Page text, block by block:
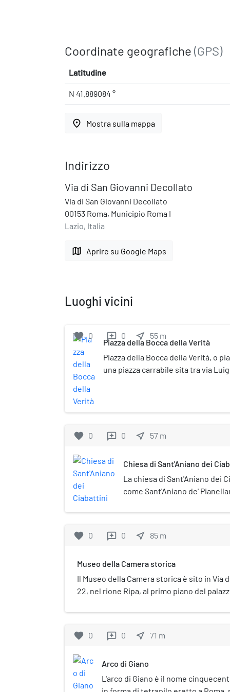
Coordinate geografiche (GPS)
Latitudine
N 41.889084 °
place Mostra sulla mappa
Indirizzo
Via di San Giovanni Decollato
Via di San Giovanni Decollato
00153 Roma, Municipio Roma I
Lazio, Italia
map Aprire su Google Maps
Luoghi vicini
favorite 0 reviews 0 near_me 55 m
Piazza della Bocca della Verità
Piazza della Bocca della Verità, o
una piazza carrabile sita tra via
favorite 0 reviews 0 near_me 57 m
Chiesa di Sant'Aniano dei
La chiesa di Sant'Aniano dei
come Sant'Aniano de'
nell'antica strada delle
di Orléans. L'epiteto "dei
favorite 0 reviews 0 near_me 85 m
Museo della Camera storica
Il Museo della Camera storica è sito in Via
22, nel rione Ripa, al primo piano del
chiama così per via che raccoglie cimeli
favorite 0 reviews 0 near_me 71 m
Arco di Giano
L'arco di Giano è il nome